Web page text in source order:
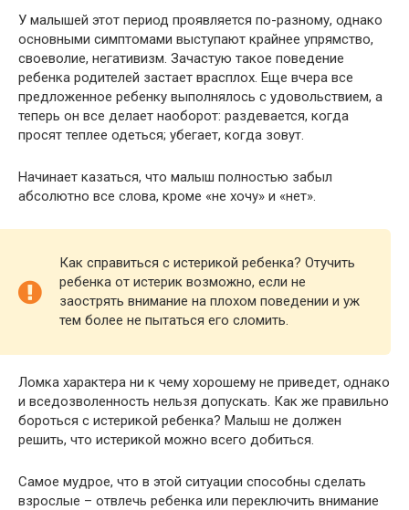
У малышей этот период проявляется по-разному, однако
основными симптомами выступают крайнее упрямство,
своеволие, негативизм. Зачастую такое поведение
ребенка родителей застает врасплох. Еще вчера все
предложенное ребенку выполнялось с удовольствием, а
теперь он все делает наоборот: раздевается, когда
просят теплее одеться; убегает, когда зовут.
Начинает казаться, что малыш полностью забыл
абсолютно все слова, кроме «не хочу» и «нет».
Как справиться с истерикой ребенка? Отучить
ребенка от истерик возможно, если не
заострять внимание на плохом поведении и уж
тем более не пытаться его сломить.
Ломка характера ни к чему хорошему не приведет, однако
и вседозволенность нельзя допускать. Как же правильно
бороться с истерикой ребенка? Малыш не должен
решить, что истерикой можно всего добиться.
Самое мудрое, что в этой ситуации способны сделать
взрослые – отвлечь ребенка или переключить внимание